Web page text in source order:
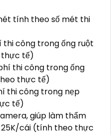
tính theo số mét thi
công trong ống ruột
thực tế)
thi công trong ống
thực tế)
thi công trong nẹp
tế)
giúp làm thẩm
cái (tính theo thực